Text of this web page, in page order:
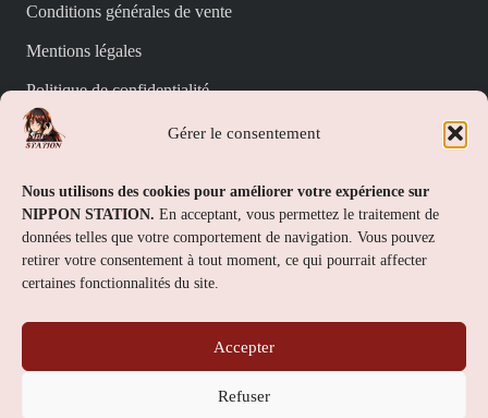
Gérer le consentement
Nous utilisons des cookies pour améliorer votre expérience sur
NIPPON STATION. En acceptant, vous permettez le traitement de
données telles que votre comportement de navigation. Vous pouvez
retirer votre consentement à tout moment, ce qui pourrait affecter
certaines fonctionnalités du site.
Accepter
Refuser
Conditions générales de vente
Mentions légales
Politique de confidentialité
Politique de cookies (UE)
Nippon Station
À propos
FAQs
Contact